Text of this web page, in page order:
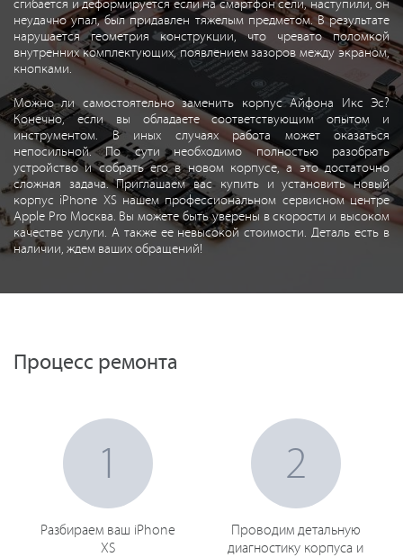
сгибается и деформируется если на смартфон сели, наступили, он
неудачно упал, был придавлен тяжелым предметом. В результате
нарушается геометрия конструкции, что чревато поломкой
внутренних комплектующих, появлением зазоров между экраном,
кнопками.
Можно ли самостоятельно заменить корпус Айфона Икс Эс?
Конечно, если вы обладаете соответствующим опытом и
инструментом. В иных случаях работа может оказаться
непосильной. По сути необходимо полностью разобрать
устройство и собрать его в новом корпусе, а это достаточно
сложная задача. Приглашаем вас купить и установить новый
корпус iPhone XS нашем профессиональном сервисном центре
Apple Pro Москва. Вы можете быть уверены в скорости и высоком
качестве услуги. А также ее невысокой стоимости. Деталь есть в
наличии, ждем ваших обращений!
Процесс ремонта
1
Разбираем ваш iPhone
XS
2
Проводим детальную
диагностику корпуса и